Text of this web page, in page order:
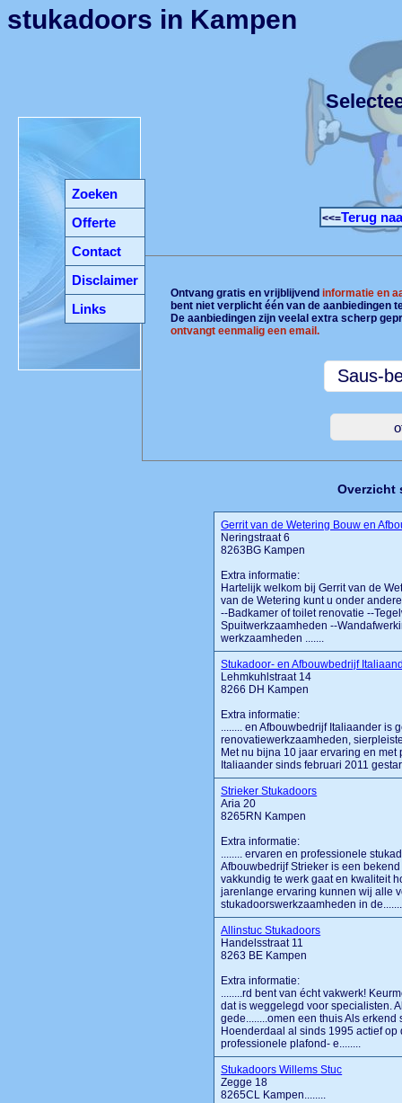
Zoeken
Offerte
Contact
Disclaimer
Links
stukadoors in Kampen
<<=Terug
Ontvang gratis en vrijblijvendinformatie en
bent niet verplicht één van de aanbiedingen
De aanbiedingen zijn veelal extra scherp
ontvangt eenmalig een email.
Overzicht
Gerrit van de Wetering Bouw en
Neringstraat 6
8263BG Kampen
Extra informatie:
Hartelijk welkom bij Gerrit van de
van de Wetering kunt u onder
--Badkamer of toilet renovatie --
Spuitwerkzaamheden --
werkzaamheden .......
Stukadoor- en Afbouwbedrijf
Lehmkuhlstraat 14
8266 DH Kampen
Extra informatie:
........ en Afbouwbedrijf Italiaander is
renovatiewerkzaamheden,
Met nu bijna 10 jaar ervaring en
Italiaander sinds februari 2011
Strieker Stukadoors
Aria 20
8265RN Kampen
Extra informatie:
........ ervaren en professionele
Afbouwbedrijf Strieker is een
vakkundig te werk gaat en kwaliteit
jarenlange ervaring kunnen wij alle
stukadoorswerkzaamheden in de.......
Allinstuc Stukadoors
Handelsstraat 11
8263 BE Kampen
Extra informatie:
........rd bent van écht vakwerk!
dat is weggelegd voor specialisten.
gede........omen een thuis Als
Hoenderdaal al sinds 1995 actief
professionele plafond- e........
Stukadoors Willems Stuc
Zegge 18
8265CL Kampen........